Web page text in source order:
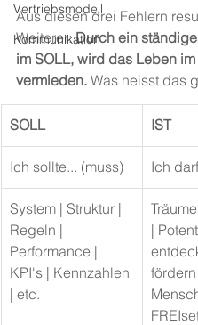
Vertriebsmodell
Kommunikation
Aus diesen drei Fehlern
Weiterer: Durch ein
im SOLL, wird das Leben im
vermieden. Was heisst das
​SOLL IST
​Ich sollte... (muss) Ich
​System | Struktur |
Regeln |
Performance |
KPI's | Kennzahlen
| etc.
|